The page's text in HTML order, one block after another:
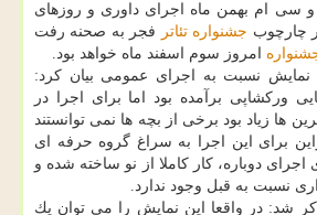
سی ام بهمن ماه اجرای داوری و روزهای
چارچوب جشنواره تئاتر
فجر به صحنه رفت
امروز سوم اسفند ماه خواهد بود.
نمایش نسبت به اجرای عمومی بیان كرد:
وركشاپی برآمده بود اما برای اجرا در
ها زیاد بود برخی از بچه ها نمی توانستند
برای این اجرا به سراغ گروه حرفه ای
دوباره، كار كاملا از نو ساخته شده و
نسبت به قبل وجود ندارد.
شد: در واقعا این نمایش را می توان یك